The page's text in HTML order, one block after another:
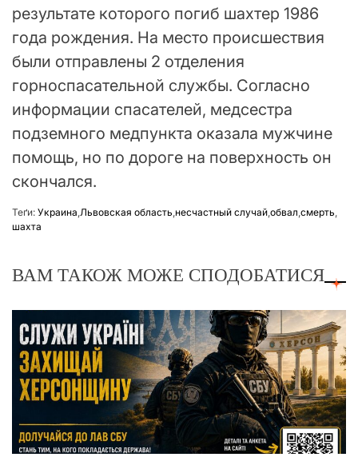
результате которого погиб шахтер 1986
года рождения. На место происшествия
были отправлены 2 отделения
горноспасательной службы. Согласно
информации спасателей, медсестра
подземного медпункта оказала мужчине
помощь, но по дороге на поверхность он
скончался.
Теґи: Украина Львовская область несчастный случай обвал смерть
шахта
ВАМ ТАКОЖ МОЖЕ СПОДОБАТИСЯ